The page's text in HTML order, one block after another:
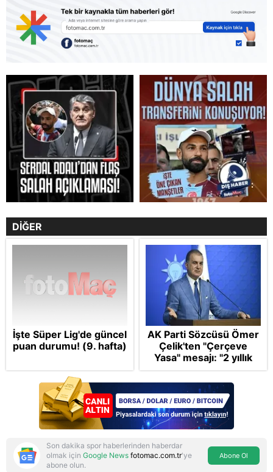
DİĞER
İşte Süper Lig'de güncel
puan durumu! (9. hafta)
AK Parti Sözcüsü Ömer
Çelik'ten "Çerçeve
Yasa" mesajı: "2 yıllık
sürecin en önemli
aşamasındayız"
Son dakika spor haberlerinden haberdar
olmak için Google News fotomac.com.tr'ye
abone olun.
Abone Ol